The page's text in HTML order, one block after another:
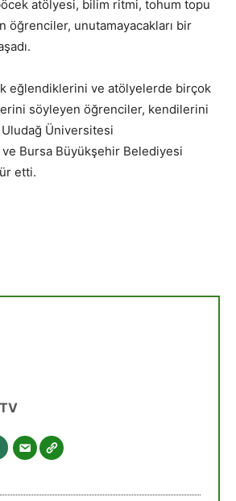
atölyesi, bilim ritmi, tohum topu
öğrenciler, unutamayacakları bir
eğlendiklerini ve atölyelerde birçok
söyleyen öğrenciler, kendilerini
Üniversitesi
Bursa Büyükşehir Belediyesi
etti.